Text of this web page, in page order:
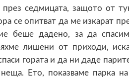
седмицата, защото от
се опитват да ме изкарат
беше дадено, за да
лишени от приходи,
гората и да ни даде
Ето, показваме парка